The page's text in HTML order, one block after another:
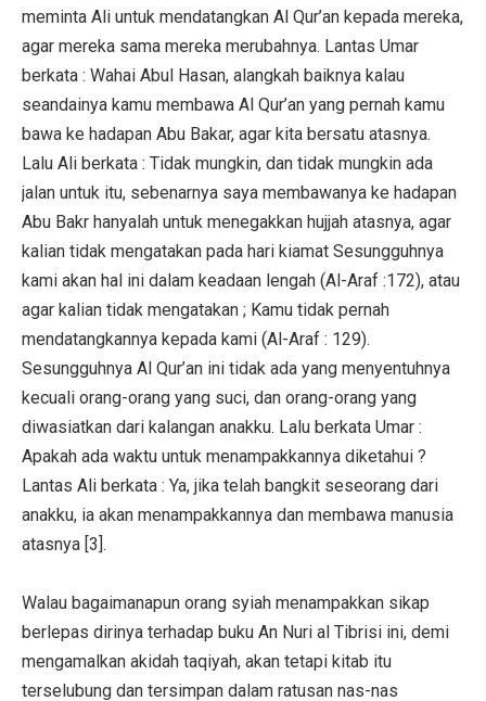
meminta Ali untuk mendatangkan Al Qur’an kepada mereka,
agar mereka sama mereka merubahnya. Lantas Umar
berkata : Wahai Abul Hasan, alangkah baiknya kalau
seandainya kamu membawa Al Qur’an yang pernah kamu
bawa ke hadapan Abu Bakar, agar kita bersatu atasnya.
Lalu Ali berkata : Tidak mungkin, dan tidak mungkin ada
jalan untuk itu, sebenarnya saya membawanya ke hadapan
Abu Bakr hanyalah untuk menegakkan hujjah atasnya, agar
kalian tidak mengatakan pada hari kiamat Sesungguhnya
kami akan hal ini dalam keadaan lengah (Al-Araf :172), atau
agar kalian tidak mengatakan ; Kamu tidak pernah
mendatangkannya kepada kami (Al-Araf : 129).
Sesungguhnya Al Qur’an ini tidak ada yang menyentuhnya
kecuali orang-orang yang suci, dan orang-orang yang
diwasiatkan dari kalangan anakku. Lalu berkata Umar :
Apakah ada waktu untuk menampakkannya diketahui ?
Lantas Ali berkata : Ya, jika telah bangkit seseorang dari
anakku, ia akan menampakkannya dan membawa manusia
atasnya [3].
Walau bagaimanapun orang syiah menampakkan sikap
berlepas dirinya terhadap buku An Nuri al Tibrisi ini, demi
mengamalkan akidah taqiyah, akan tetapi kitab itu
terselubung dan tersimpan dalam ratusan nas-nas